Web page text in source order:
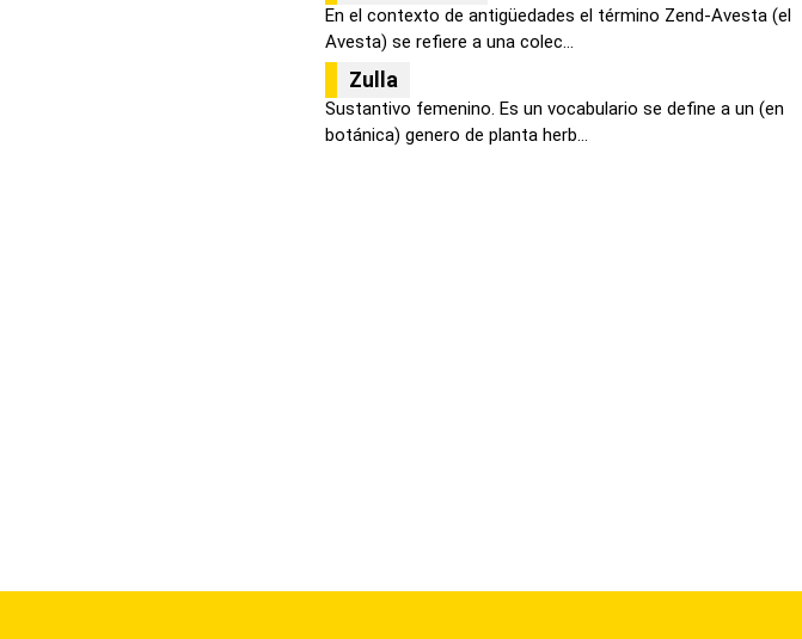
En el contexto de antigüedades el término Zend-Avesta (el
Avesta) se refiere a una colec...
Zulla
Sustantivo femenino. Es un vocabulario se define a un (en
botánica) genero de planta herb...